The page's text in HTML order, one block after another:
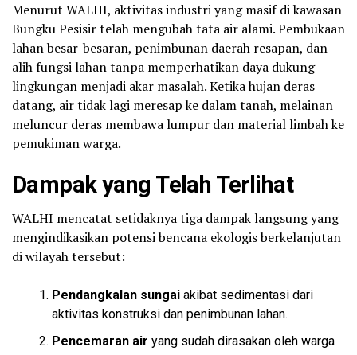
Menurut WALHI, aktivitas industri yang masif di kawasan
Bungku Pesisir telah mengubah tata air alami. Pembukaan
lahan besar-besaran, penimbunan daerah resapan, dan
alih fungsi lahan tanpa memperhatikan daya dukung
lingkungan menjadi akar masalah. Ketika hujan deras
datang, air tidak lagi meresap ke dalam tanah, melainan
meluncur deras membawa lumpur dan material limbah ke
pemukiman warga.
Dampak yang Telah Terlihat
WALHI mencatat setidaknya tiga dampak langsung yang
mengindikasikan potensi bencana ekologis berkelanjutan
di wilayah tersebut:
Pendangkalan sungai akibat sedimentasi dari
aktivitas konstruksi dan penimbunan lahan.
Pencemaran air yang sudah dirasakan oleh warga